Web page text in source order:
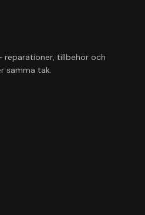
reparationer, tillbehör och
samma tak.